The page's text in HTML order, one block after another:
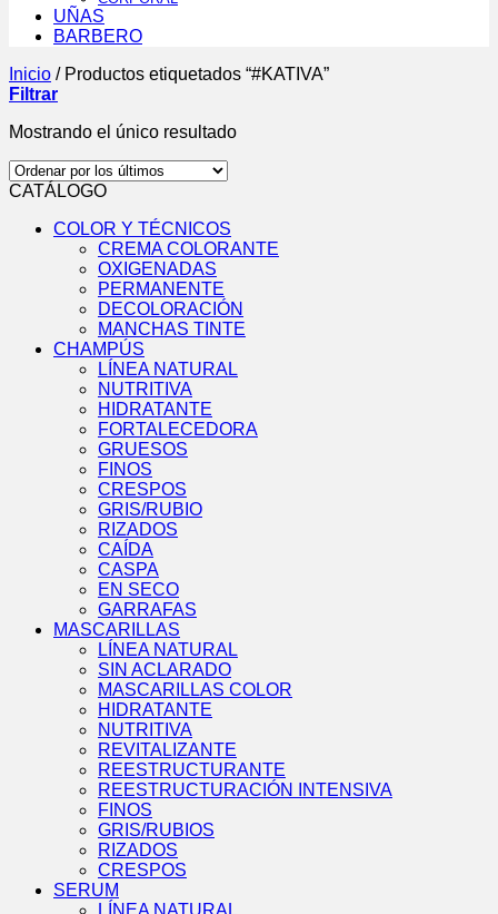
UÑAS
BARBERO
Inicio /Productos etiquetados “#KATIVA”
Filtrar
Mostrando el único resultado
CATÁLOGO
COLOR Y TÉCNICOS
CREMA COLORANTE
OXIGENADAS
PERMANENTE
DECOLORACIÓN
MANCHAS TINTE
CHAMPÚS
LÍNEA NATURAL
NUTRITIVA
HIDRATANTE
FORTALECEDORA
GRUESOS
FINOS
CRESPOS
GRIS/RUBIO
RIZADOS
CAÍDA
CASPA
EN SECO
GARRAFAS
MASCARILLAS
LÍNEA NATURAL
SIN ACLARADO
MASCARILLAS COLOR
HIDRATANTE
NUTRITIVA
REVITALIZANTE
REESTRUCTURANTE
REESTRUCTURACIÓN INTENSIVA
FINOS
GRIS/RUBIOS
RIZADOS
CRESPOS
SERUM